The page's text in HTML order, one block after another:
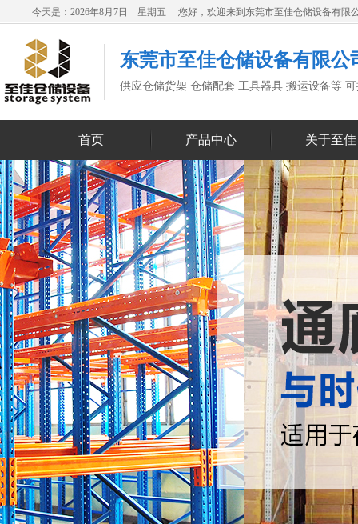
今天是：2026年8月7日 星期五 您好，欢迎来到东莞市至佳仓储设备有限
东莞市至佳仓储设备有限公
供应仓储货架 仓储配套 工具器具 搬运设备等
首页 产品中心 关于至佳